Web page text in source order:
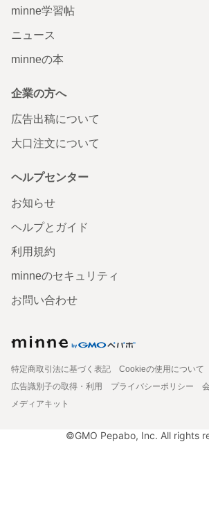
minne学習帖
ニュース
minneの本
企業の方へ
広告出稿について
大口注文について
ヘルプセンター
お知らせ
ヘルプとガイド
利用規約
minneのセキュリティ
お問い合わせ
特定商取引法に基づく表記
Cookieの使用について
広告識別子の取得・利用
プライバシーポリシー
メディアキット
©GMO Pepabo, Inc. All rights